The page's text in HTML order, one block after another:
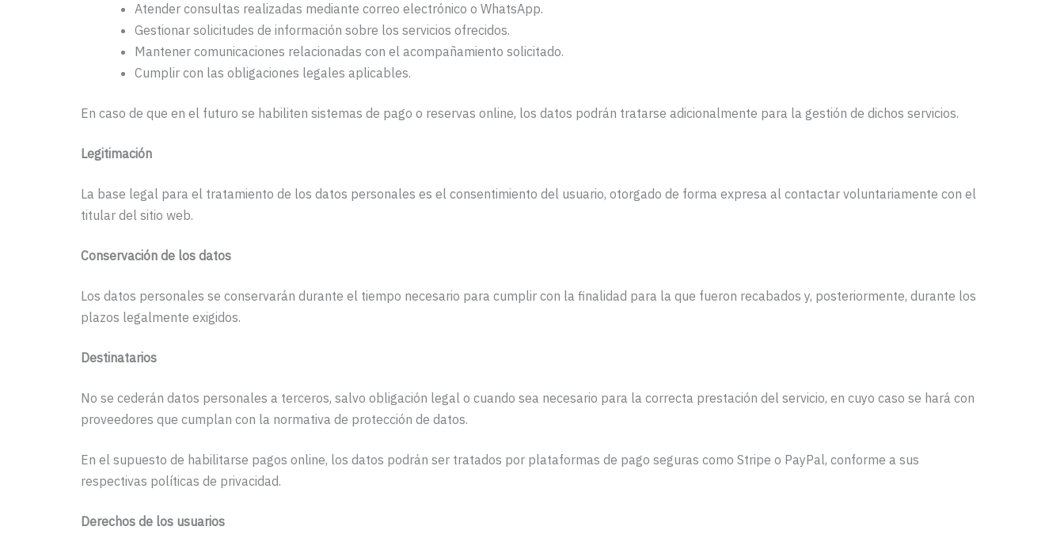
Atender consultas realizadas mediante correo electrónico o WhatsApp.
Gestionar solicitudes de información sobre los servicios ofrecidos.
Mantener comunicaciones relacionadas con el acompañamiento solicitado.
Cumplir con las obligaciones legales aplicables.
En caso de que en el futuro se habiliten sistemas de pago o reservas online, los datos podrán tratarse adicionalmente para la gestión de dichos servicios.
Legitimación
La base legal para el tratamiento de los datos personales es el consentimiento del usuario, otorgado de forma expresa al contactar voluntariamente con el
titular del sitio web.
Conservación de los datos
Los datos personales se conservarán durante el tiempo necesario para cumplir con la finalidad para la que fueron recabados y, posteriormente, durante los
plazos legalmente exigidos.
Destinatarios
No se cederán datos personales a terceros, salvo obligación legal o cuando sea necesario para la correcta prestación del servicio, en cuyo caso se hará con
proveedores que cumplan con la normativa de protección de datos.
En el supuesto de habilitarse pagos online, los datos podrán ser tratados por plataformas de pago seguras como Stripe o PayPal, conforme a sus
respectivas políticas de privacidad.
Derechos de los usuarios